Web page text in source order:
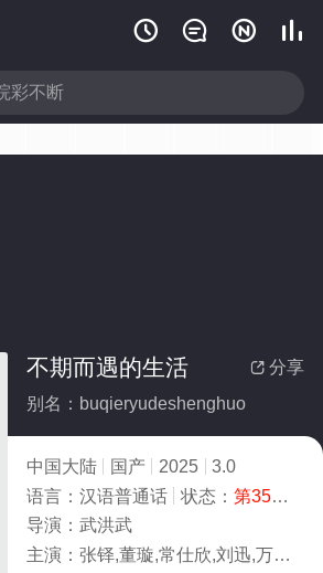
   
 分享
不期而遇的生活
别名：buqieryudeshenghuo
中国大陆 国产 2025
3.0
语言： 汉语普通话 状态： 第35集
导演： 武洪武
主演： 张铎,董璇,常仕欣,刘迅,万国鹏,于莉红,马诗红,宋欣洁,蒋方婷,王昊泽,程思涵,丁洋,陈雨儿